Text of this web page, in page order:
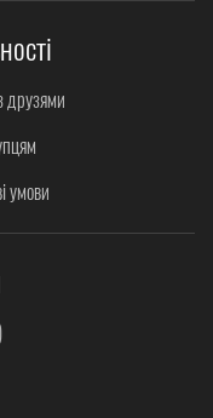
друзями
умови